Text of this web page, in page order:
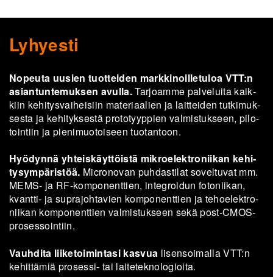
Lyhyesti
No­peu­ta uusien tuot­tei­den mark­ki­noil­le­tu­loa VTT:n
asian­tun­te­muk­sen avul­la.Tar­joam­me pal­ve­lui­ta kaik­
kiin ke­hi­tys­vai­hei­siin ma­te­ri­aa­lien ja lait­tei­den tut­ki­muk­
ses­ta ja ke­hi­tyk­ses­tä pro­to­tyyp­pien val­mis­tuk­seen, pi­lo­
toin­tiin ja pie­ni­muo­toi­seen tuo­tan­toon.
Hyö­dyn­nä yh­teis­käyt­töis­tä mik­roe­lekt­ro­nii­kan ke­hi­
ty­sym­pä­ris­töä. Mic­ro­no­van puh­das­ti­lat so­vel­tu­vat mm.
MEMS- ja RF-​komponenttien, in­tegroi­dun fo­to­nii­kan,
kvantti-​ ja supra­joh­ta­vien kom­po­nent­tien ja te­hoe­lekt­ro­
nii­kan kom­po­nent­tien val­mis­tuk­seen sekä post-​CMOS-
prosessointiin.
Vauh­di­ta lii­ke­toi­min­ta­si kas­vua li­sen­soi­mal­la VTT:n
ke­hit­tä­miä prosessi-​ tai lai­te­tek­no­lo­gioi­ta.